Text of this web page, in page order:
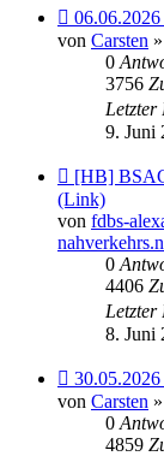
Neuer
Beitrag
06.06.2026
von Carsten
0
3756
Letzter
9. Juni
Neuer
Beitrag
[HB]
(Link)
von fdbs-
0
4406
Letzter
8. Juni
Neuer
Beitrag
30.05.2026
von Carsten
0
4859